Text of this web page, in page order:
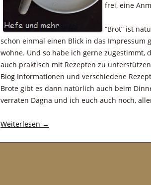
frei, eine
“Brot” ist
schon einmal einen Blick in das Impressum
wohne. Und so habe ich gerne
auch praktisch mit Rezepten zu
Blog Informationen und verschiedene
Brote gibt es dann natürlich auch beim
verraten Dagna und ich euch auch noch,
Weiterlesen →